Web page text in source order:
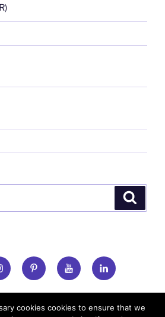
PINTEREST
utube Link
cookies cookies to ensure that we